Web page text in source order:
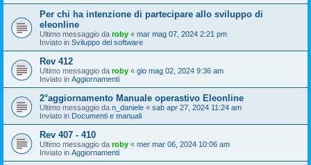
Per chi ha intenzione di partecipare allo sviluppo di
eleonline
Ultimo messaggio da roby « mar mag 07, 2024 2:21 pm
Inviato in Sviluppo del software
Rev 412
Ultimo messaggio da roby « gio mag 02, 2024 9:36 am
Inviato in Aggiornamenti
2°aggiornamento Manuale operastivo Eleonline
Ultimo messaggio da n_daniele « sab apr 27, 2024 11:24 am
Inviato in Documenti e manuali
Rev 407 - 410
Ultimo messaggio da roby « mer mar 06, 2024 10:06 am
Inviato in Aggiornamenti